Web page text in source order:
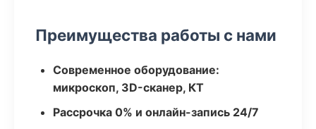
Преимущества работы с нами
Современное оборудование:
микроскоп, 3D-сканер, КТ
Рассрочка 0% и онлайн-запись 24/7